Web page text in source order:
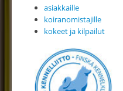
asiakkaille
koiranomistajille
kokeet ja kilpailut